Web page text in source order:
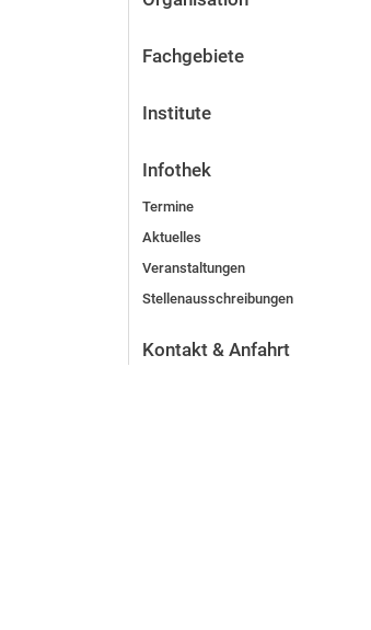
Fachgebiete
Institute
Infothek
Termine
Aktuelles
Veranstaltungen
Stellenausschreibungen
Kontakt & Anfahrt